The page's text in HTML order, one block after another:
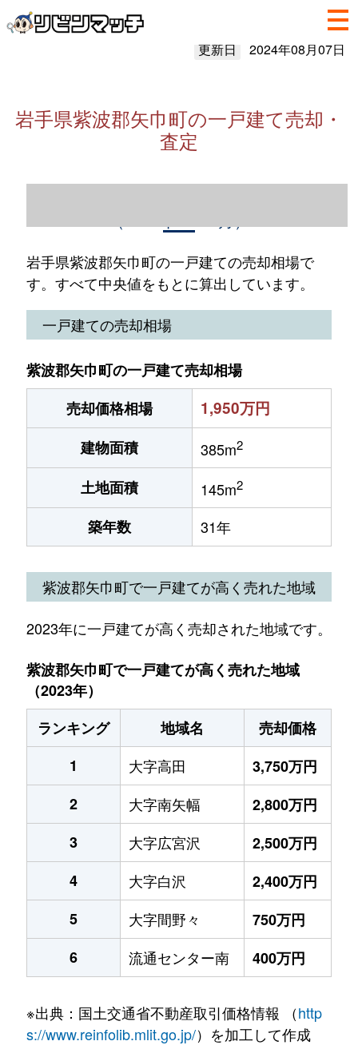
更新日 2024年08月07日
岩手県紫波郡矢巾町の一戸建て売却・
査定
岩手県紫波郡矢巾町の一戸建ての売却相場で
す。すべて中央値をもとに算出しています。
一戸建ての売却相場
紫波郡矢巾町の一戸建て売却相場
売却価格相場
1,950万円
建物面積 385m2
土地面積 145m2
築年数 31年
紫波郡矢巾町で一戸建てが高く売れた地域
2023年に一戸建てが高く売却された地域です。
紫波郡矢巾町で一戸建てが高く売れた地域
（2023年）
ランキング
地域名
売却価格
1
大字高田
3,750万円
2
大字南矢幅
2,800万円
3
大字広宮沢
2,500万円
4
大字白沢
2,400万円
5
大字間野々
750万円
6
流通センター南 400万円
※出典：国土交通省不動産取引価格情報 （http
s://www.reinfolib.mlit.go.jp/）を加工して作成